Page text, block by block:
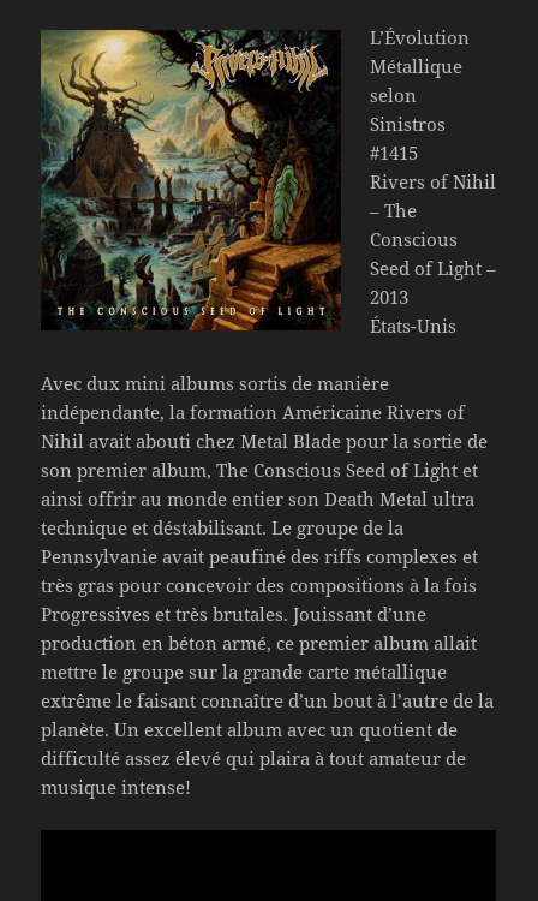
L’Évolution
Métallique
selon
Sinistros
#1415
Rivers of Nihil
– The
Conscious
Seed of Light –
2013
États-Unis
Avec dux mini albums sortis de manière
indépendante, la formation Américaine Rivers of
Nihil avait abouti chez Metal Blade pour la sortie de
son premier album, The Conscious Seed of Light et
ainsi offrir au monde entier son Death Metal ultra
technique et déstabilisant. Le groupe de la
Pennsylvanie avait peaufiné des riffs complexes et
très gras pour concevoir des compositions à la fois
Progressives et très brutales. Jouissant d’une
production en béton armé, ce premier album allait
mettre le groupe sur la grande carte métallique
extrême le faisant connaître d’un bout à l’autre de la
planète. Un excellent album avec un quotient de
difficulté assez élevé qui plaira à tout amateur de
musique intense!